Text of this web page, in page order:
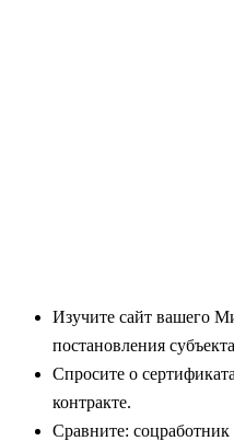
Изучите сайт вашего
постановления
Спросите о
контракте.
Сравните: